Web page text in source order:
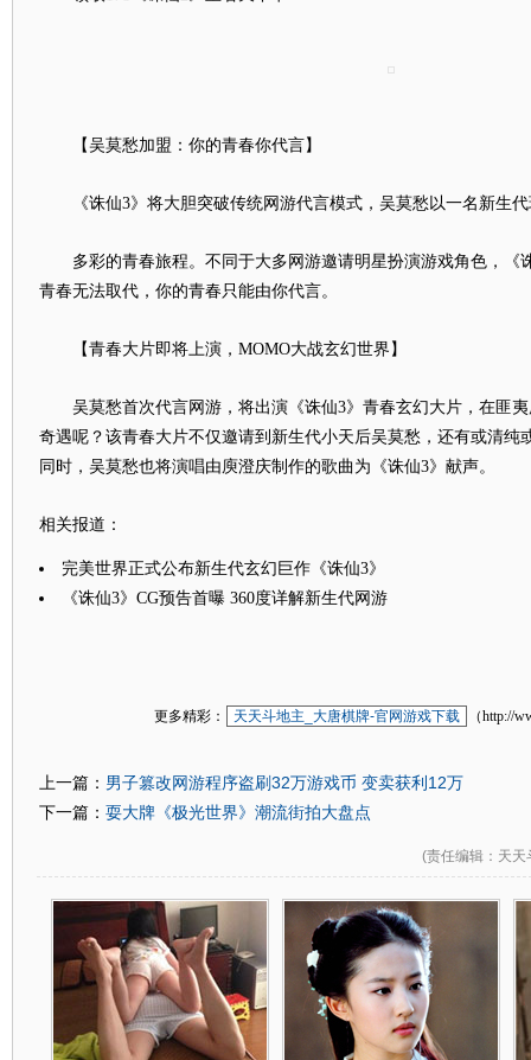
【吴莫愁加盟：你的青春你代言】
《诛仙3》将大胆突破传统网游代言模式，吴莫愁以一名新生代
多彩的青春旅程。不同于大多网游邀请明星扮演游戏角色，《
青春无法取代，你的青春只能由你代言。
【青春大片即将上演，MOMO大战玄幻世界】
吴莫愁首次代言网游，将出演《诛仙3》青春玄幻大片，在匪夷
奇遇呢？该青春大片不仅邀请到新生代小天后吴莫愁，还有或清纯
同时，吴莫愁也将演唱由庾澄庆制作的歌曲为《诛仙3》献声。
相关报道：
完美世界正式公布新生代玄幻巨作《诛仙3》
《诛仙3》CG预告首曝 360度详解新生代网游
更多精彩： 天天斗地主_大唐棋牌-官网游戏下载 （http://
上一篇： 男子篡改网游程序盗刷32万游戏币 变卖获利12万
下一篇： 耍大牌《极光世界》潮流街拍大盘点
(责任编辑 ：天